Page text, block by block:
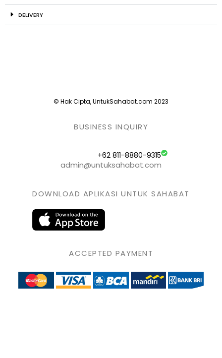
DELIVERY
© Hak Cipta, UntukSahabat.com 2023
BUSINESS INQUIRY
+62 811-8880-9315
admin@untuksahabat.com
DOWNLOAD APLIKASI UNTUK SAHABAT
ACCEPTED PAYMENT